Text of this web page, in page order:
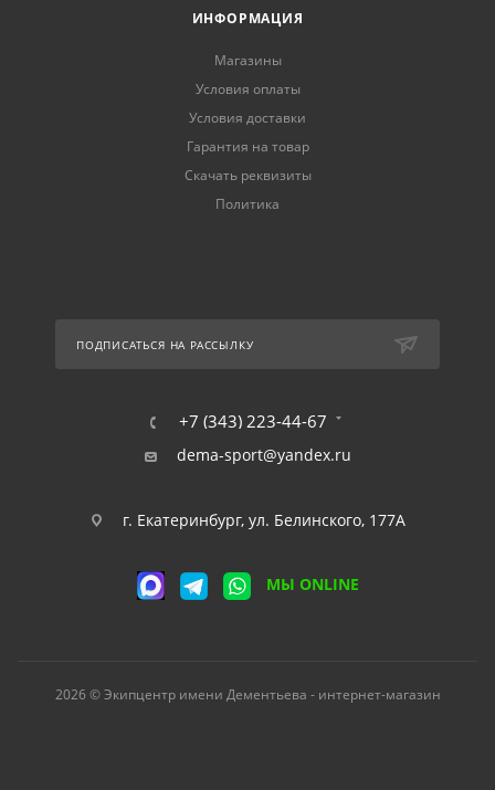
ИНФОРМАЦИЯ
Магазины
Условия оплаты
Условия доставки
Гарантия на товар
Скачать реквизиты
Политика
ПОДПИСАТЬСЯ НА РАССЫЛКУ
+7 (343) 223-44-67
dema-sport@yandex.ru
г. Екатеринбург, ул. Белинского, 177А
МЫ ONLINE
2026 © Экипцентр имени Дементьева - интернет-магазин